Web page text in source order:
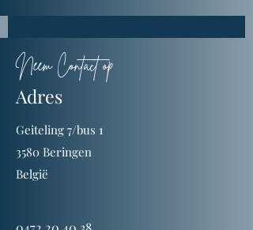
Neem Contact op
Adres
Geiteling 7/bus 1
3580 Beringen
België